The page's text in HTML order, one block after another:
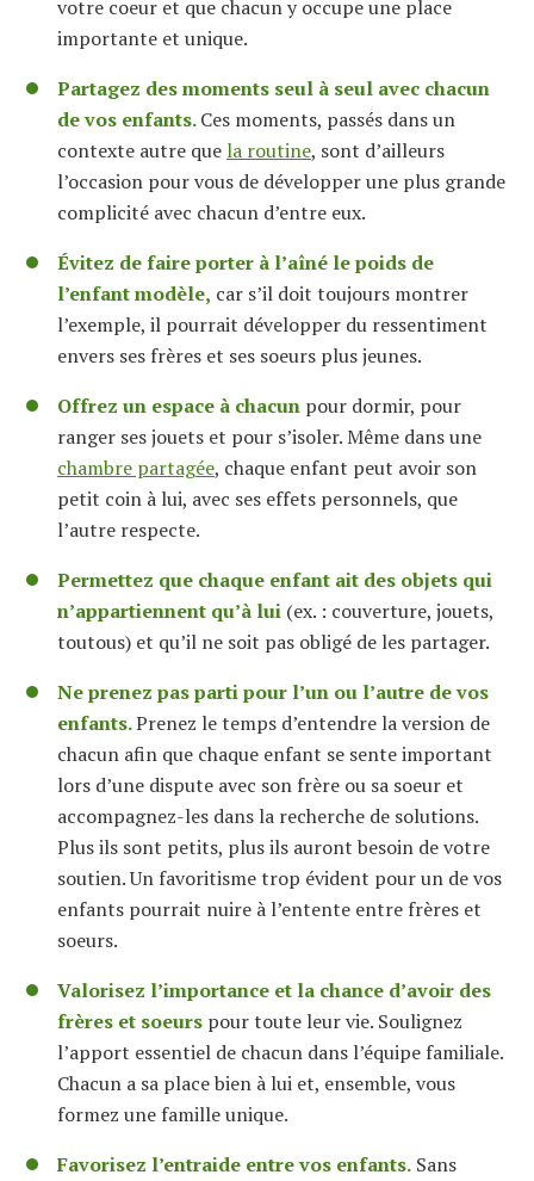
votre coeur et que chacun y occupe une place
importante et unique.
Partagez des moments seul à seul avec chacun
de vos enfants.Ces moments, passés dans un
contexte autre que la routine, sont d’ailleurs
l’occasion pour vous de développer une plus grande
complicité avec chacun d’entre eux.
Évitez de faire porter à l’aîné le poids de
l’enfant modèle, car s’il doit toujours montrer
l’exemple, il pourrait développer du ressentiment
envers ses frères et ses soeurs plus jeunes.
Offrez un espace à chacun pour dormir, pour
ranger ses jouets et pour s’isoler. Même dans une
chambre partagée, chaque enfant peut avoir son
petit coin à lui, avec ses effets personnels, que
l’autre respecte.
Permettez que chaque enfant ait des objets qui
n’appartiennent qu’à lui (ex. : couverture, jouets,
toutous) et qu’il ne soit pas obligé de les partager.
Ne prenez pas parti pour l’un ou l’autre de vos
enfants.Prenez le temps d’entendre la version de
chacun afin que chaque enfant se sente important
lors d’une dispute avec son frère ou sa soeur et
accompagnez-les dans la recherche de solutions.
Plus ils sont petits, plus ils auront besoin de votre
soutien. Un favoritisme trop évident pour un de vos
enfants pourrait nuire à l’entente entre frères et
soeurs.
Valorisez l’importance et la chance d’avoir des
frères et soeurs pour toute leur vie. Soulignez
l’apport essentiel de chacun dans l’équipe familiale.
Chacun a sa place bien à lui et, ensemble, vous
formez une famille unique.
Favorisez l’entraide entre vos enfants. Sans